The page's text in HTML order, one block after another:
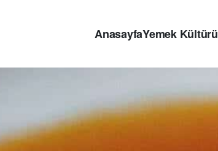
AnasayfaYemek Kültürü